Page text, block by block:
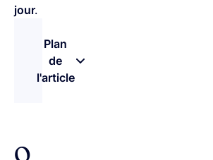
jour.
Plan
de
l'article